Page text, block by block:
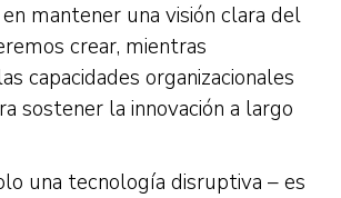
mantener una visión clara del
crear, mientras
capacidades organizacionales
sostener la innovación a largo
una tecnología disruptiva – es